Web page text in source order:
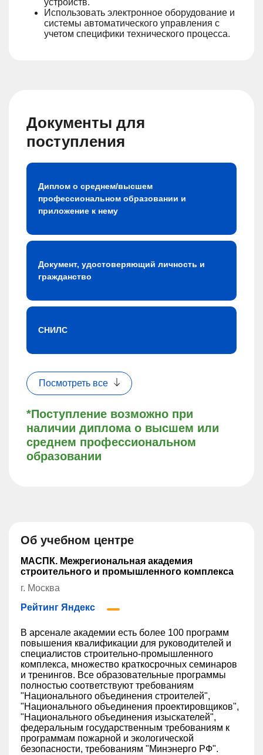
устройств.
Использовать электронное оборудование и
системы автоматического управления с
учетом специфики технического процесса.
Документы для
поступления
*Поступление возможно при
наличии диплома о высшем или
среднем профессиональном
образовании
Диплом о среднем/высшем
профессиональном образовании и
приложение к нему
Документ, удостоверяющий личность и
гражданство
СНИЛС
Посмотреть все
Об учебном центре
МАСПК. Межрегиональная академия
строительного и промышленного комплекса
г. Москва
Рейтинг Яндекс
В арсенале академии есть более 100 программ
повышения квалификации для руководителей и
специалистов строительно-промышленного
комплекса, множество краткосрочных семинаров
и тренингов. Все образовательные программы
полностью соответствуют требованиям
"Национального объединения строителей",
"Национального объединения проектировщиков",
"Национального объединения изыскателей",
федеральным государственным требованиям к
программам пожарной и экологической
безопасности, требованиям "Минэнерго РФ".